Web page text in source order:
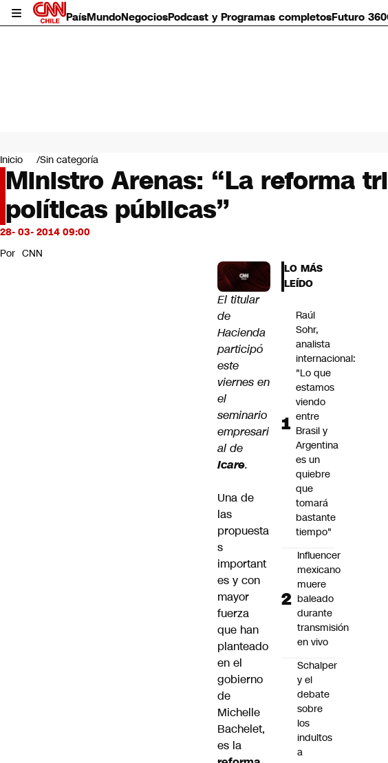
PaísMundoNegociosPodcast y Programas completosFuturo 360
Mundo
Negocios
Deportes
Programas completos
Cultura
Servicios
Bits
CNN Data
Inicio Sin categoría
Ministro Arenas: “La reforma
políticas públicas”
28- 03- 2014 09:00
Por CNN
El titular
de
Hacienda
participó
este
viernes en
el
seminario
empresari
al de
Icare.
Una de
las
propuesta
s
important
es y con
mayor
fuerza
que han
planteado
en el
gobierno
de
Michelle
Bachelet,
es la
LO MÁS
LEÍDO
Raúl
Sohr,
analista
internacional:
"Lo que
estamos
viendo
entre
Brasil y
Argentina
es un
quiebre
que
tomará
bastante
tiempo"
Influencer
mexicano
muere
baleado
durante
transmisión
en vivo
Schalper
y el
debate
sobre
los
indultos
a